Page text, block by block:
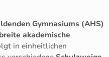
Gymnasiums (AHS)
breite akademische
in einheitlichen